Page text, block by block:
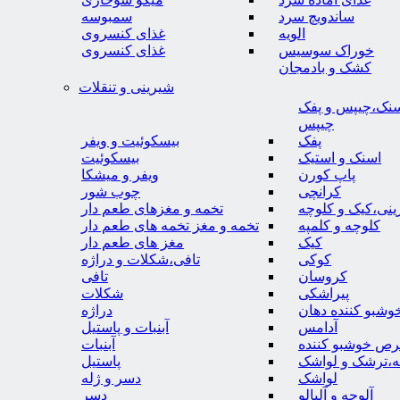
ساندویچ سرد
الویه
خوراک سوسیس
کشک و بادمجان
سمبوسه
غذای کنسروی
غذای کنسروی
شیرینی و تنقلات
و پفک
چیپس
پفک
اسنک و استیک
پاپ کورن
کرانچی
و کلوچه
کلوچه و کلمپه
کیک
کوکی
کروسان
پیراشکی
کننده دهان
آدامس
خوشبو کننده
و لواشک
لواشک
آلوچه و آلبالو
بیسکوئیت و ویفر
بیسکوئیت
ویفر و میشکا
چوب شور
تخمه و مغزهای طعم دار
تخمه و مغز تخمه های طعم دار
مغز های طعم دار
تافی،شکلات و دراژه
تافی
شکلات
دراژه
آبنبات و پاستیل
آبنبات
پاستیل
دسر و ژله
دسر